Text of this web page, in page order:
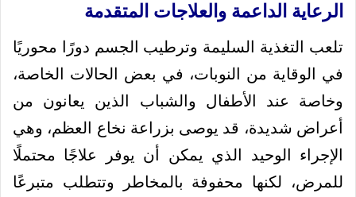
الرعاية الداعمة والعلاجات المتقدمة
تلعب التغذية السليمة وترطيب الجسم دورًا محوريًا
في الوقاية من النوبات، في بعض الحالات الخاصة،
وخاصة عند الأطفال والشباب الذين يعانون من
أعراض شديدة، قد يوصى بزراعة نخاع العظم، وهي
الإجراء الوحيد الذي يمكن أن يوفر علاجًا محتملًا
للمرض، لكنها محفوفة بالمخاطر وتتطلب متبرعًا